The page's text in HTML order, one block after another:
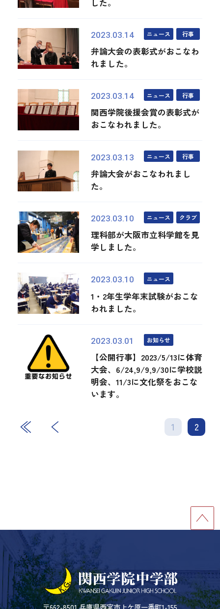
2023.03.14 ニュース 行事
弁論大会の表彰式がおこなわ
れました。
2023.03.14 ニュース 行事
関西学院後援会賞の表彰式が
おこなわれました。
2023.03.13 ニュース 行事
弁論大会がおこなわれまし
た。
2023.03.10 ニュース クラブ
理科部が大阪市立科学館を見
学しました。
2023.03.10 ニュース
1・2年生学年末試験がおこな
われました。
2023.03.01 お知らせ
【公開行事】2023/5/13に体育
大会、6/24,9/9,9/30に学校説
明会、11/3に文化祭をおこな
います。
1 2